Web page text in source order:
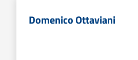
Domenico Ottaviani